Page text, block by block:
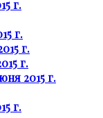
г.
г.
г.
г.
2015 г.
г.